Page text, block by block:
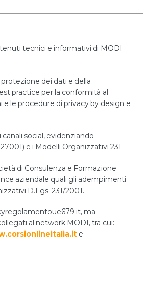
tecnici e informativi di MODI
dei dati e della
practice per la conformità al
le procedure di privacy by design e
social, evidenziando
e i Modelli Organizzativi 231.
di Consulenza e Formazione
aziendale quali gli adempimenti
D.Lgs. 231/2001.
ma
al network MODI, tra cui:
e